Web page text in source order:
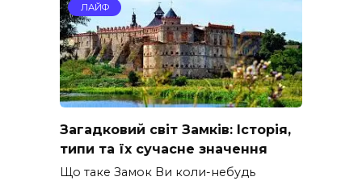
ЛАЙФ
Загадковий світ Замків: Історія,
типи та їх сучасне значення
Що таке Замок Ви коли-небудь